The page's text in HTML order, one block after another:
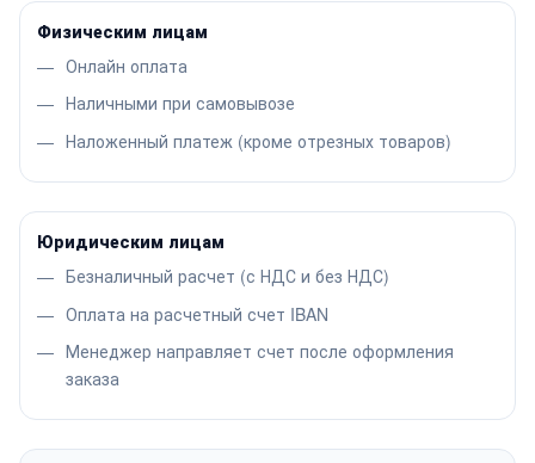
Физическим лицам
Онлайн оплата
Наличными при самовывозе
Наложенный платеж (кроме отрезных товаров)
Юридическим лицам
Безналичный расчет (с НДС и без НДС)
Оплата на расчетный счет IBAN
Менеджер направляет счет после оформления
заказа